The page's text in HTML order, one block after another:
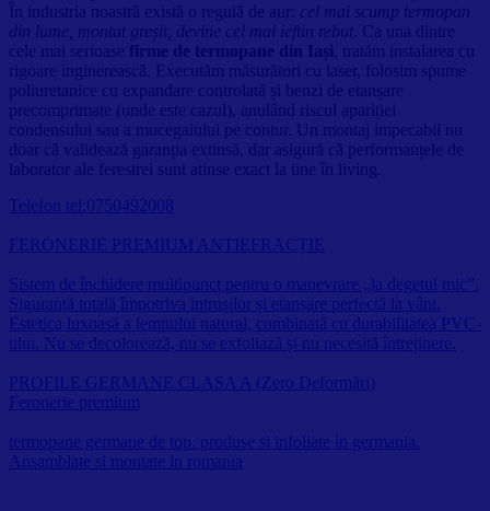
În industria noastră există o regulă de aur: cel mai scump termopan
din lume, montat greșit, devine cel mai ieftin rebut . Ca una dintre
cele mai serioase firme de termopane din Iași , tratăm instalarea cu
rigoare inginerească. Executăm măsurători cu laser, folosim spume
poliuretanice cu expandare controlată și benzi de etanșare
precomprimate (unde este cazul), anulând riscul apariției
condensului sau a mucegaiului pe contur. Un montaj impecabil nu
doar că validează garanția extinsă, dar asigură că performanțele de
laborator ale ferestrei sunt atinse exact la tine în living.
Telefon tel:0750492008
FERONERIE PREMIUM ANTIEFRACȚIE
Sistem de închidere multipunct pentru o manevrare „la degetul mic”.
Siguranță totală împotriva intrușilor și etanșare perfectă la vânt.
Estetica luxoasă a lemnului natural, combinată cu durabilitatea PVC-
ului. Nu se decolorează, nu se exfoliază și nu necesită întreținere.
PROFILE GERMANE CLASA A (Zero Deformări)
Feronerie premium
termopane germane de top. produse si infoliate in germania.
Ansamblate si montate in romania